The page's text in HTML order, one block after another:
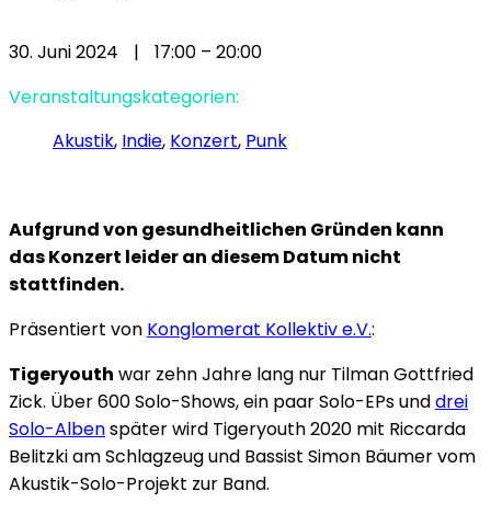
30. Juni 2024 | 17:00 – 20:00
Veranstaltungskategorien:
Akustik, Indie, Konzert, Punk
Aufgrund von gesundheitlichen Gründen kann
das Konzert leider an diesem Datum nicht
stattfinden.
Präsentiert von Konglomerat Kollektiv e.V.:
Tigeryouth war zehn Jahre lang nur Tilman Gottfried
Zick. Über 600 Solo-Shows, ein paar Solo-EPs unddrei
Solo-Albenspäter wird Tigeryouth 2020 mit Riccarda
Belitzki am Schlagzeug und Bassist Simon Bäumer vom
Akustik-Solo-Projekt zur Band.